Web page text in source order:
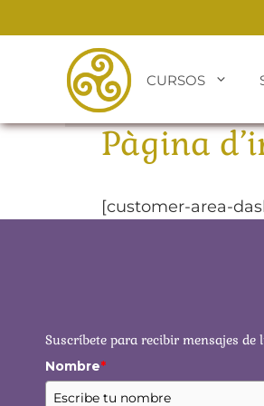
CURSOS
Pàgina
[customer-area-
Suscríbete para recibir mensajes
Nombre*